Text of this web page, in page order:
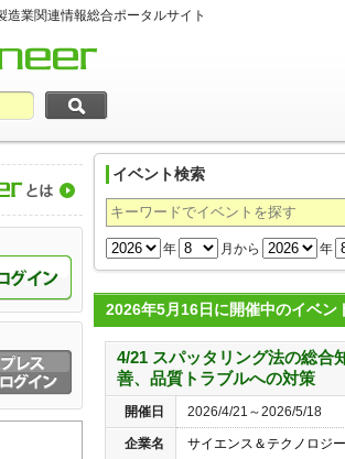
造業関連情報総合ポータルサイト
イベント検索
年 月から 年
2026年5月16日に開催中のイベン
4/21 スパッタリング法の総合
善、品質トラブルへの対策
開催日 2026/4/21～2026/5/18
企業名 サイエンス＆テクノロジ
製造業関連情報総合ポータルサイト＠